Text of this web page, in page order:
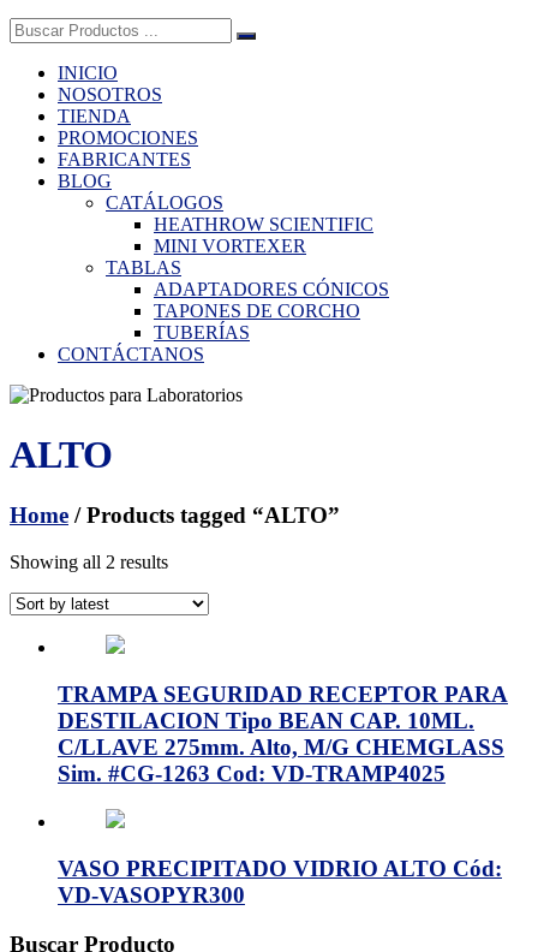
Buscar:
INICIO
NOSOTROS
TIENDA
PROMOCIONES
FABRICANTES
BLOG
CATÁLOGOS
HEATHROW SCIENTIFIC
MINI VORTEXER
TABLAS
ADAPTADORES CÓNICOS
TAPONES DE CORCHO
TUBERÍAS
CONTÁCTANOS
ALTO
Home / Products tagged “ALTO”
Showing all 2 results
TRAMPA SEGURIDAD RECEPTOR PARA
DESTILACION Tipo BEAN CAP. 10ML.
C/LLAVE 275mm. Alto, M/G CHEMGLASS
Sim. #CG-1263 Cod: VD-TRAMP4025
VASO PRECIPITADO VIDRIO ALTO Cód:
VD-VASOPYR300
Buscar Producto